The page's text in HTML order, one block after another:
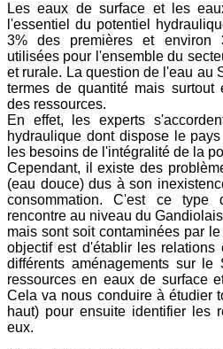
Les eaux de surface et les
l'essentiel du potentiel
3% des premières et environ
utilisées pour l'ensemble du
et rurale. La question de l'eau au
termes de quantité mais surtout
des ressources.
En effet, les experts
hydraulique dont dispose le
les besoins de l'intégralité de la
Cependant, il existe des
(eau douce) dus à son
consommation. C'est ce type
rencontre au niveau du
mais sont soit contaminées par
objectif est d'établir les relations
différents aménagements sur
ressources en eaux de surface
Cela va nous conduire à étudier
haut) pour ensuite identifier les
eux.